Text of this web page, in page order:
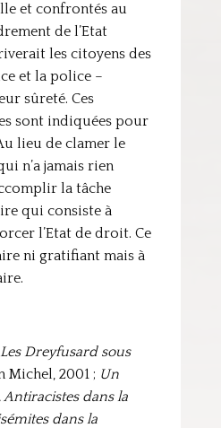
et confrontés au
de l’Etat
les citoyens des
et la police –
sûreté. Ces
sont indiquées pour
lieu de clamer le
n’a jamais rien
la tâche
qui consiste à
l’Etat de droit. Ce
ni gratifiant mais à
Les Dreyfusard sous
Michel, 2001 ; Un
dans la
dans la